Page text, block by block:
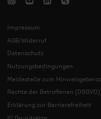
Impressum
AGB/Widerruf
Datenschutz
Nutzungsbedingungen
Meldestelle zum
Rechte der Betroffenen (DSGVO)
Erklärung zur Barrierefreiheit